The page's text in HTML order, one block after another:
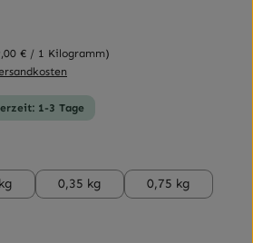
€ / 1 Kilogramm)
1-3 Tage
0,35 kg
0,75 kg